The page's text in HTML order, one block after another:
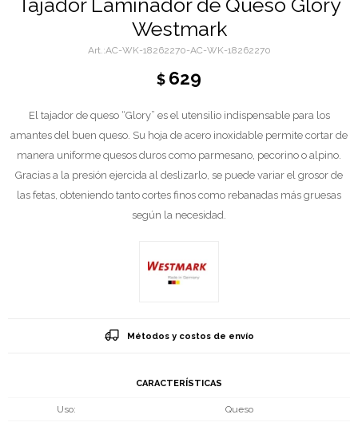
Tajador Laminador de Queso Glory
Westmark
AC-WK-18262270-AC-WK-18262270
$ 629
El tajador de queso “Glory” es el utensilio indispensable para los
amantes del buen queso. Su hoja de acero inoxidable permite cortar de
manera uniforme quesos duros como parmesano, pecorino o alpino.
Gracias a la presión ejercida al deslizarlo, se puede variar el grosor de
las fetas, obteniendo tanto cortes finos como rebanadas más gruesas
según la necesidad.
Métodos y costos de envío
CARACTERÍSTICAS
Uso Queso